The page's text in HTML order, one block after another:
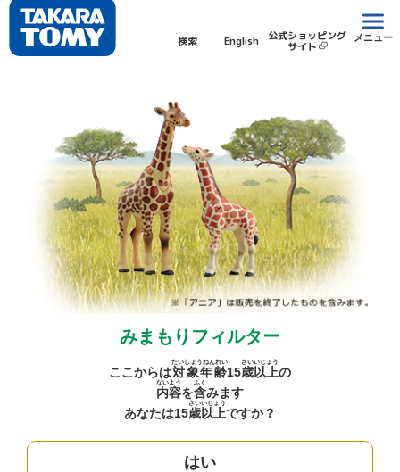
検索 English 公式ショッピング
サイト
メニュー
みまもりフィルター
ここからは対象年齢
たいしょうねんれい
15歳
さい
以上
いじょう
の
内容
ないよう
を含
ふく
みます
あなたは15歳
さい
以上
いじょう
ですか？
はい